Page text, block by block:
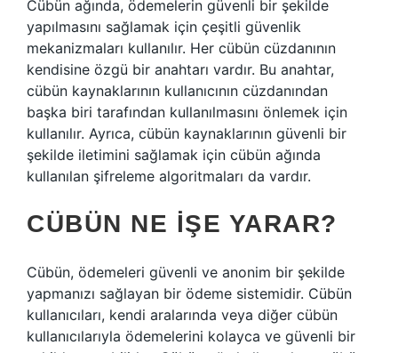
Cübün ağında, ödemelerin güvenli bir şekilde
yapılmasını sağlamak için çeşitli güvenlik
mekanizmaları kullanılır. Her cübün cüzdanının
kendisine özgü bir anahtarı vardır. Bu anahtar,
cübün kaynaklarının kullanıcının cüzdanından
başka biri tarafından kullanılmasını önlemek için
kullanılır. Ayrıca, cübün kaynaklarının güvenli bir
şekilde iletimini sağlamak için cübün ağında
kullanılan şifreleme algoritmaları da vardır.
CÜBÜN NE İŞE YARAR?
Cübün, ödemeleri güvenli ve anonim bir şekilde
yapmanızı sağlayan bir ödeme sistemidir. Cübün
kullanıcıları, kendi aralarında veya diğer cübün
kullanıcılarıyla ödemelerini kolayca ve güvenli bir